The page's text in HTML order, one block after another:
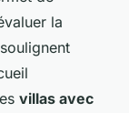
la
villas avec